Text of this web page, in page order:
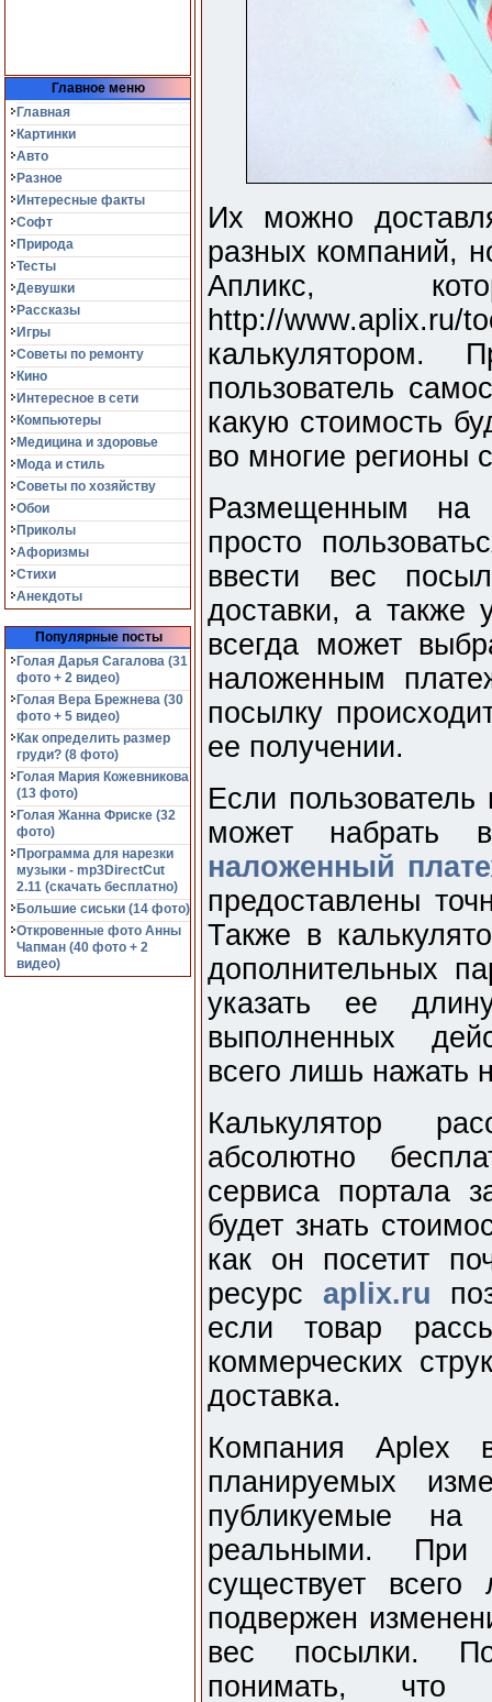
Главное меню
Главная
Картинки
Авто
Разное
Интересные факты
Софт
Природа
Тесты
Девушки
Рассказы
Игры
Советы по ремонту
Кино
Интересное в сети
Компьютеры
Медицина и здоровье
Мода и стиль
Советы по хозяйству
Обои
Приколы
Афоризмы
Стихи
Анекдоты
Популярные посты
Голая Дарья Сагалова (31
фото + 2 видео)
Голая Вера Брежнева (30
фото + 5 видео)
Как определить размер
груди? (8 фото)
Голая Мария Кожевникова
(13 фото)
Голая Жанна Фриске (32
фото)
Программа для нарезки
музыки - mp3DirectCut
2.11 (cкачать бесплатно)
Большие сиськи (14 фото)
Откровенные фото Анны
Чапман (40 фото + 2
видео)
Их можно
разных компаний,
Апликс,
http://
пользователь
какую стоимость
во многие регионы
Размещенным на
просто
ввести вес
доставки, а также
всегда может
наложенным
посылку
ее получении.
Если пользователь
может набрать
наложенный
предоставлены
Также в
дополнительных
указать ее
выполненных
всего лишь нажать
Калькулятор
абсолютно
сервиса портала
будет знать
как он посетит
ресурс aplix.ru
если товар
коммерческих
доставка.
Компания Aplex
планируемых
публикуемые на
реальными. При
существует
подвержен
вес посылки.
понимать, что